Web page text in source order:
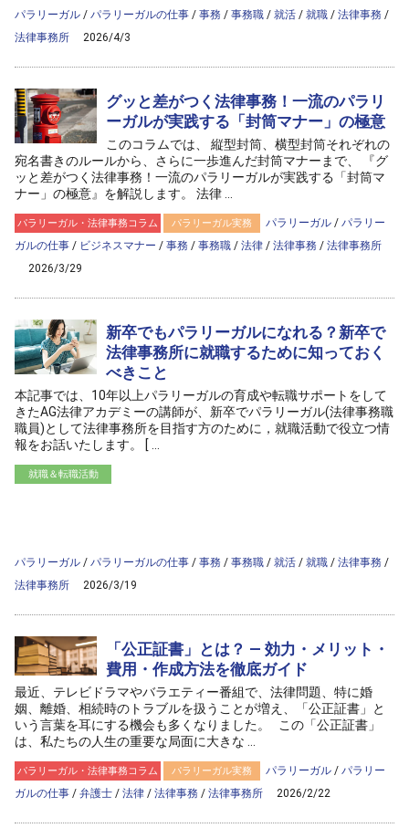
パラリーガル / パラリーガルの仕事 / 事務 / 事務職 / 就活 / 就職 / 法律事務 /
法律事務所
2026/4/3
グッと差がつく法律事務！一流のパラリ
ーガルが実践する「封筒マナー」の極意
このコラムでは、 縦型封筒、横型封筒それぞれの
宛名書きのルールから、さらに一歩進んだ封筒マナーまで、 『グ
ッと差がつく法律事務！一流のパラリーガルが実践する「封筒マ
ナー」の極意』を解説します。 法律 ...
パラリーガル・法律事務コラム パラリーガル実務 パラリーガル / パラリー
ガルの仕事 / ビジネスマナー / 事務 / 事務職 / 法律 / 法律事務 / 法律事務所
2026/3/29
新卒でもパラリーガルになれる？新卒で
法律事務所に就職するために知っておく
べきこと
本記事では、10年以上パラリーガルの育成や転職サポートをして
きたAG法律アカデミーの講師が、新卒でパラリーガル(法律事務職
職員)として法律事務所を目指す方のために，就職活動で役立つ情
報をお話いたします。 [ ...
就職＆転職活動
パラリーガル / パラリーガルの仕事 / 事務 / 事務職 / 就活 / 就職 / 法律事務 /
法律事務所
2026/3/19
「公正証書」とは？ — 効力・メリット・
費用・作成方法を徹底ガイド
最近、テレビドラマやバラエティー番組で、法律問題、特に婚
姻、離婚、相続時のトラブルを扱うことが増え、「公正証書」と
いう言葉を耳にする機会も多くなりました。 この「公正証書」
は、私たちの人生の重要な局面に大きな ...
パラリーガル・法律事務コラム パラリーガル実務 パラリーガル / パラリー
ガルの仕事 / 弁護士 / 法律 / 法律事務 / 法律事務所 2026/2/22